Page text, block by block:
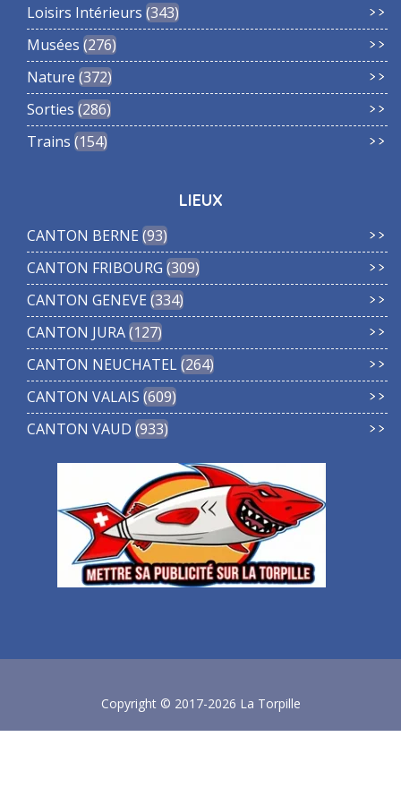
Loisirs Intérieurs 343
Musées 276
Nature 372
Sorties 286
Trains 154
LIEUX
CANTON BERNE 93
CANTON FRIBOURG 309
CANTON GENEVE 334
CANTON JURA 127
CANTON NEUCHATEL 264
CANTON VALAIS 609
CANTON VAUD 933
Copyright © 2017-2026 La Torpille